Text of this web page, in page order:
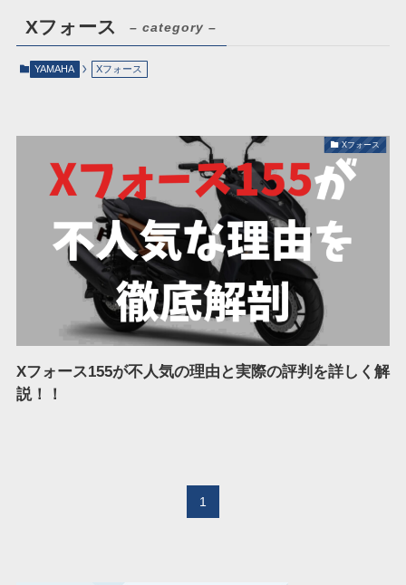
Xフォース – category –
YAMAHA Xフォース
Xフォース
Xフォース155が不人気の理由と実際の評判を詳しく解
説！！
1